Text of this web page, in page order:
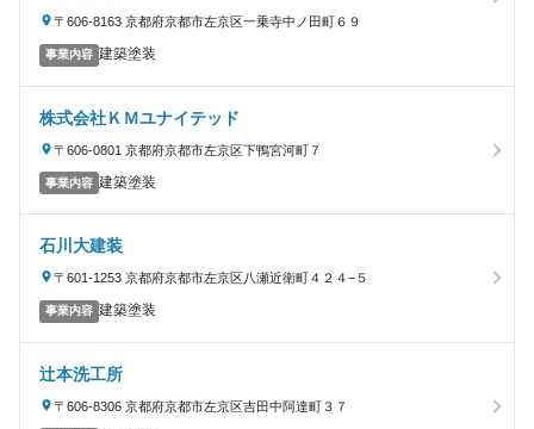
〒606-8163 京都府京都市左京区一乗寺中ノ田町６９
事業内容 建築塗装
株式会社ＫＭユナイテッド
〒606-0801 京都府京都市左京区下鴨宮河町７
事業内容 建築塗装
石川大建装
〒601-1253 京都府京都市左京区八瀬近衛町４２４−５
事業内容 建築塗装
辻本洗工所
〒606-8306 京都府京都市左京区吉田中阿達町３７